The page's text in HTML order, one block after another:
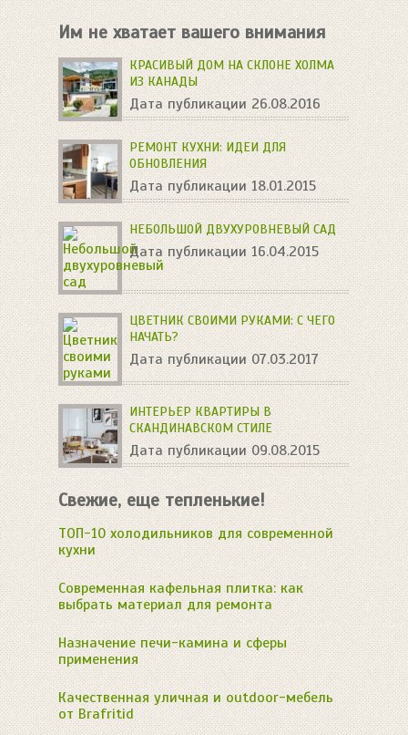
Им не хватает вашего внимания
КРАСИВЫЙ ДОМ НА СКЛОНЕ ХОЛМА
ИЗ КАНАДЫ
Дата публикации 26.08.2016
РЕМОНТ КУХНИ: ИДЕИ ДЛЯ
ОБНОВЛЕНИЯ
Дата публикации 18.01.2015
НЕБОЛЬШОЙ ДВУХУРОВНЕВЫЙ САД
Дата публикации 16.04.2015
ЦВЕТНИК СВОИМИ РУКАМИ: С ЧЕГО
НАЧАТЬ?
Дата публикации 07.03.2017
ИНТЕРЬЕР КВАРТИРЫ В
СКАНДИНАВСКОМ СТИЛЕ
Дата публикации 09.08.2015
Свежие, еще тепленькие!
ТОП-10 холодильников для современной
кухни
Современная кафельная плитка: как
выбрать материал для ремонта
Назначение печи-камина и сферы
применения
Качественная уличная и outdoor-мебель
от Brafritid